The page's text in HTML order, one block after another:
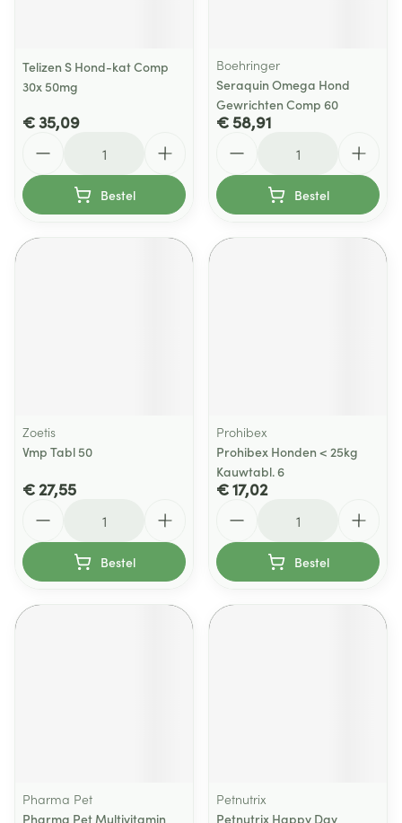
Telizen S Hond-kat Comp
30x 50mg
€ 35,09
Bestel
Boehringer
Seraquin Omega Hond
Gewrichten Comp 60
€ 58,91
Bestel
Zoetis
Vmp Tabl 50
€ 27,55
Bestel
Prohibex
Prohibex Honden < 25kg
Kauwtabl. 6
€ 17,02
Bestel
Pharma Pet
Pharma Pet Multivitamin
Petnutrix
Petnutrix Happy Day